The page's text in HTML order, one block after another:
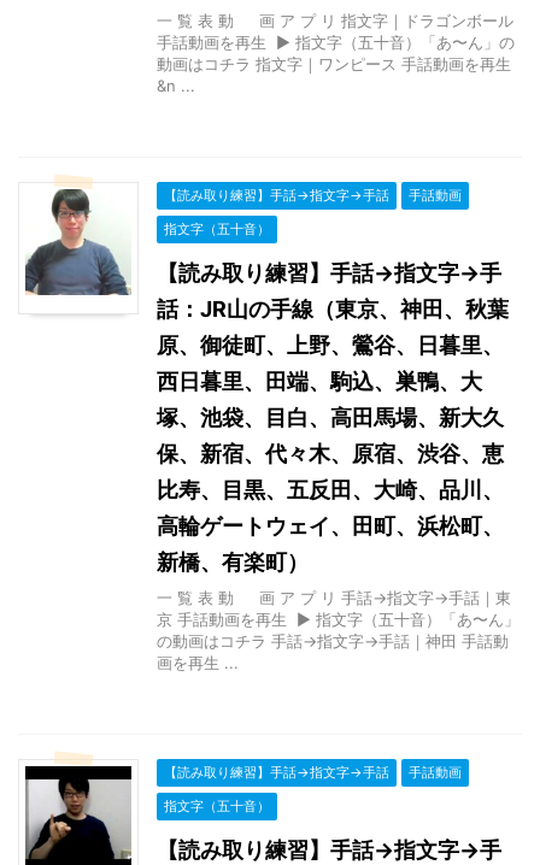
一 覧 表 動 画 ア プ リ 指文字｜ドラゴンボール
手話動画を再生 ▶ 指文字（五十音）「あ〜ん」の
動画はコチラ 指文字｜ワンピース 手話動画を再生
&n ...
【読み取り練習】手話→指文字→手話
手話動画
指文字（五十音）
【読み取り練習】手話→指文字→手
話：JR山の手線（東京、神田、秋葉
原、御徒町、上野、鶯谷、日暮里、
西日暮里、田端、駒込、巣鴨、大
塚、池袋、目白、高田馬場、新大久
保、新宿、代々木、原宿、渋谷、恵
比寿、目黒、五反田、大崎、品川、
高輪ゲートウェイ、田町、浜松町、
新橋、有楽町）
一 覧 表 動 画 ア プ リ 手話→指文字→手話｜東
京 手話動画を再生 ▶ 指文字（五十音）「あ〜ん」
の動画はコチラ 手話→指文字→手話｜神田 手話動
画を再生 ...
【読み取り練習】手話→指文字→手話
手話動画
指文字（五十音）
【読み取り練習】手話→指文字→手